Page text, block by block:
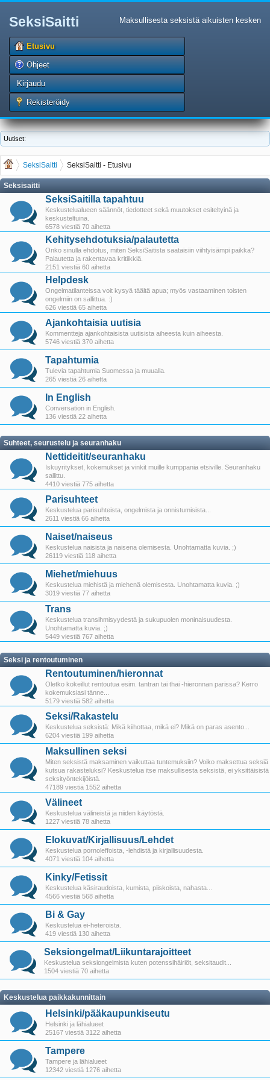
SeksiSaitti Maksullisesta seksistä aikuisten kesken
Etusivu
Ohjeet
Kirjaudu
Rekisteröidy
Uutiset:
SeksiSaitti SeksiSaitti - Etusivu
Seksisaitti
SeksiSaitilla tapahtuu
Keskustelualueen säännöt, tiedotteet sekä muutokset esiteltyinä ja
keskusteltuina.
6578 viestiä 70 aihetta
Kehitysehdotuksia/palautetta
Onko sinulla ehdotus, miten SeksiSaitista saataisiin viihtyisämpi paikka?
Palautetta ja rakentavaa kritiikkiä.
2151 viestiä 60 aihetta
Helpdesk
Ongelmatilanteissa voit kysyä täältä apua; myös vastaaminen toisten
ongelmiin on sallittua. :)
626 viestiä 65 aihetta
Ajankohtaisia uutisia
Kommentteja ajankohtaisista uutisista aiheesta kuin aiheesta.
5746 viestiä 370 aihetta
Tapahtumia
Tulevia tapahtumia Suomessa ja muualla.
265 viestiä 26 aihetta
In English
Conversation in English.
136 viestiä 22 aihetta
Suhteet, seurustelu ja seuranhaku
Nettideitit/seuranhaku
Iskuyritykset, kokemukset ja vinkit muille kumppania etsiville. Seuranhaku
sallittu.
4410 viestiä 775 aihetta
Parisuhteet
Keskustelua parisuhteista, ongelmista ja onnistumisista...
2611 viestiä 66 aihetta
Naiset/naiseus
Keskustelua naisista ja naisena olemisesta. Unohtamatta kuvia. ;)
26119 viestiä 118 aihetta
Miehet/miehuus
Keskustelua miehistä ja miehenä olemisesta. Unohtamatta kuvia. ;)
3019 viestiä 77 aihetta
Trans
Keskustelua transihmisyydestä ja sukupuolen moninaisuudesta.
Unohtamatta kuvia. ;)
5449 viestiä 767 aihetta
Seksi ja rentoutuminen
Rentoutuminen/hieronnat
Oletko kokeillut rentoutua esim. tantran tai thai -hieronnan parissa? Kerro
kokemuksiasi tänne...
5179 viestiä 582 aihetta
Seksi/Rakastelu
Keskustelua seksistä: Mikä kiihottaa, mikä ei? Mikä on paras asento...
6204 viestiä 199 aihetta
Maksullinen seksi
Miten seksistä maksaminen vaikuttaa tuntemuksiin? Voiko maksettua seksiä
kutsua rakasteluksi? Keskustelua itse maksullisesta seksistä, ei yksittäisistä
seksityöntekijöistä.
47189 viestiä 1552 aihetta
Välineet
Keskustelua välineistä ja niiden käytöstä.
1227 viestiä 78 aihetta
Elokuvat/Kirjallisuus/Lehdet
Keskustelua pornoleffoista, -lehdistä ja kirjallisuudesta.
4071 viestiä 104 aihetta
Kinky/Fetissit
Keskustelua käsiraudoista, kumista, piiskoista, nahasta...
4566 viestiä 568 aihetta
Bi & Gay
Keskustelua ei-heteroista.
419 viestiä 130 aihetta
Seksiongelmat/Liikuntarajoitteet
Keskustelua seksiongelmista kuten potenssihäiriöt, seksitaudit...
1504 viestiä 70 aihetta
Keskustelua paikkakunnittain
Helsinki/pääkaupunkiseutu
Helsinki ja lähialueet
25167 viestiä 3122 aihetta
Tampere
Tampere ja lähialueet
12342 viestiä 1276 aihetta